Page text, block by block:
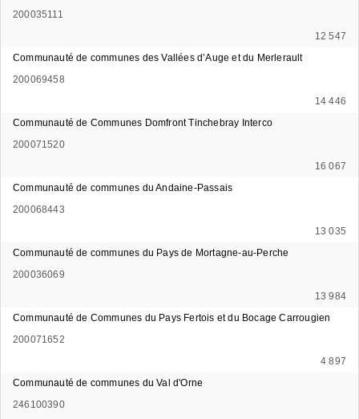
200035111
12 547
Communauté de communes des Vallées d’Auge et du Merlerault
200069458
14 446
Communauté de Communes Domfront Tinchebray Interco
200071520
16 067
Communauté de communes du Andaine-Passais
200068443
13 035
Communauté de communes du Pays de Mortagne-au-Perche
200036069
13 984
Communauté de Communes du Pays Fertois et du Bocage Carrougien
200071652
4 897
Communauté de communes du Val d'Orne
246100390